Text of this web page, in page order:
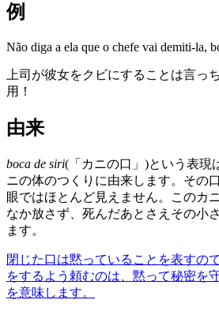
例
Não diga a ela que o chefe vai demiti-la,
上司が彼女をクビにすることは言っ
用！
由来
boca de siri(「カニの口」)という表現
ニの体のつくりに由来します。その
眼ではほとんど見えません。このカ
なか放さず、死んだあとさえその小
ます。
閉じた口は黙っていることを表すの
をするよう頼むのは、黙って秘密を
を意味します。